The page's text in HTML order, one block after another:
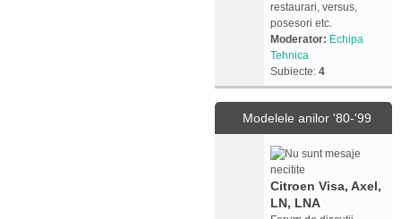
restaurari, versus,
posesori etc.
Moderator: Echipa
Tehnica
Subiecte: 4
Modelele anilor '80-'99
Citroen Visa, Axel,
LN, LNA